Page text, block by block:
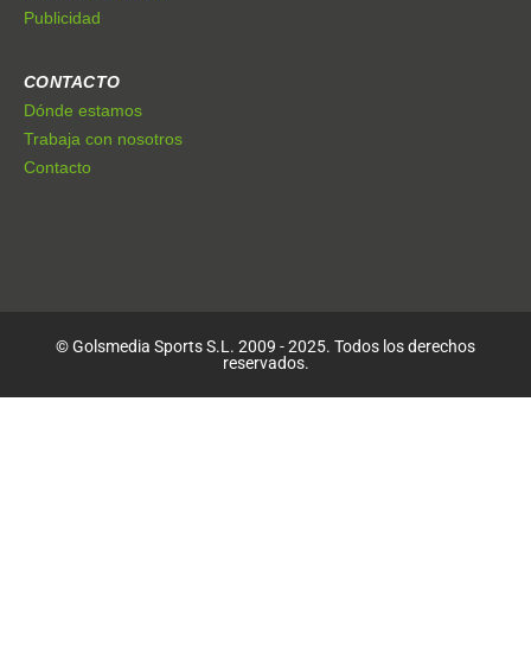
Publicidad
CONTACTO
Dónde estamos
Trabaja con nosotros
Contacto
© Golsmedia Sports S.L. 2009 - 2025. Todos los derechos
reservados.